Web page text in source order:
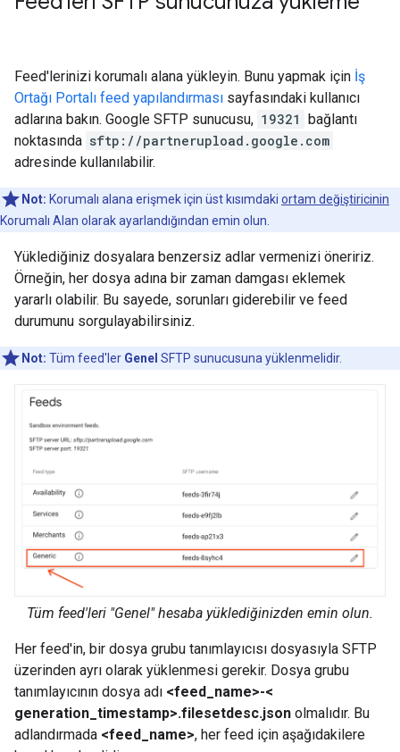
Feed'lerinizi korumalı alana yükleyin. Bunu yapmak için İş
Ortağı Portalı feed yapılandırması sayfasındaki kullanıcı
adlarına bakın. Google SFTP sunucusu, 19321 bağlantı
noktasında sftp://partnerupload.google.com
adresinde kullanılabilir.
Not: Korumalı alana erişmek için üst kısımdaki ortam değiştiricinin
Korumalı Alan olarak ayarlandığından emin olun.
Yüklediğiniz dosyalara benzersiz adlar vermenizi öneririz.
Örneğin, her dosya adına bir zaman damgası eklemek
yararlı olabilir. Bu sayede, sorunları giderebilir ve feed
durumunu sorgulayabilirsiniz.
Not: Tüm feed'ler Genel SFTP sunucusuna yüklenmelidir.
Tüm feed'leri "Genel" hesaba yüklediğinizden emin olun.
Her feed'in, bir dosya grubu tanımlayıcısı dosyasıyla SFTP
üzerinden ayrı olarak yüklenmesi gerekir. Dosya grubu
tanımlayıcının dosya adı <feed_name>-<
generation_timestamp>.filesetdesc.json olmalıdır. Bu
adlandırmada <feed_name>, her feed için aşağıdakilere